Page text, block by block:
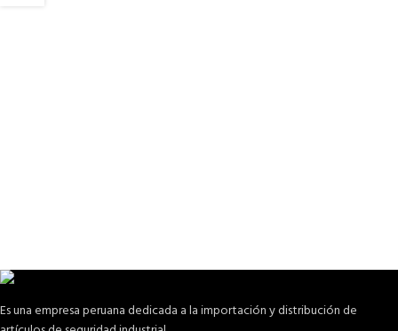
Es una empresa peruana dedicada a la importación y distribución de